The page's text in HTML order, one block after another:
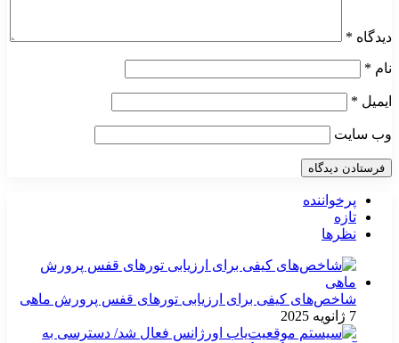
دیدگاه *
نام *
ایمیل *
وب‌ سایت
پرخواننده
تازه
نظرها
شاخص‌های کیفی برای ارزیابی تورهای قفس پرورش ماهی
7 ژانویه 2025